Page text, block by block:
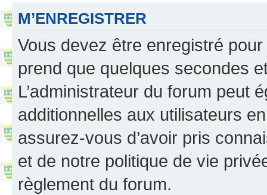
M’ENREGISTRER
Vous devez être enregistré
prend que quelques secondes
L’administrateur du forum peut
additionnelles aux utilisateurs
assurez-vous d’avoir pris
et de notre politique de vie
règlement du forum.